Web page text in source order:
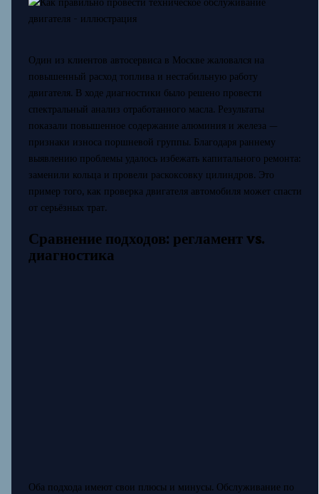
Один из клиентов автосервиса в Москве жаловался на
повышенный расход топлива и нестабильную работу
двигателя. В ходе диагностики было решено провести
спектральный анализ отработанного масла. Результаты
показали повышенное содержание алюминия и железа —
признаки износа поршневой группы. Благодаря раннему
выявлению проблемы удалось избежать капитального ремонта:
заменили кольца и провели раскоксовку цилиндров. Это
пример того, как проверка двигателя автомобиля может спасти
от серьёзных трат.
Сравнение подходов: регламент vs.
диагностика
Оба подхода имеют свои плюсы и минусы. Обслуживание по